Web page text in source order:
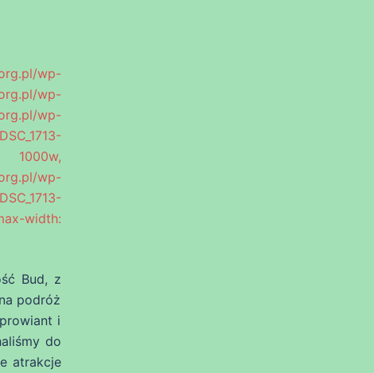
wp-
wp-
wp-
1000w,
wp-
width:
Bud, z
podróż
i
do
atrakcje